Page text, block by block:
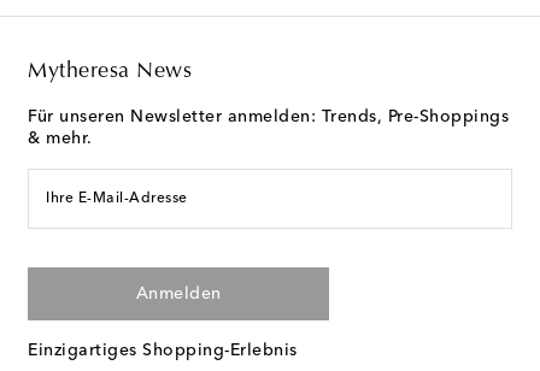
Mytheresa News
Für unseren Newsletter anmelden: Trends, Pre-Shoppings
& mehr.
Ihre E-Mail-Adresse
Anmelden
Einzigartiges Shopping-Erlebnis